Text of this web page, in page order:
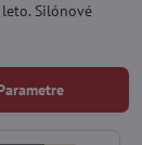
Silónové